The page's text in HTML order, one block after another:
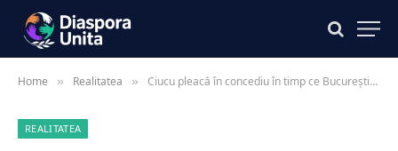
Home » Realitatea » Ciucu pleacă în concediu în timp ce Bucureștiul e sub ape. I-a fost ridicată interdicția de a părăsi țara
REALITATEA